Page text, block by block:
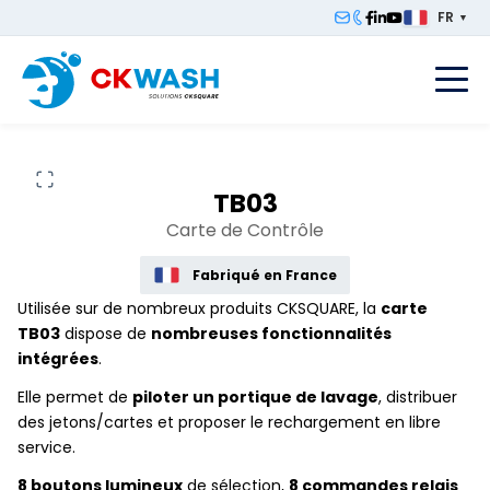
FR ▼
TB03
Carte de Contrôle
Fabriqué en France
Utilisée sur de nombreux produits CKSQUARE, la carte
TB03 dispose de nombreuses fonctionnalités
intégrées.
Elle permet de piloter un portique de lavage, distribuer
des jetons/cartes et proposer le rechargement en libre
service.
8 boutons lumineux de sélection, 8 commandes relais